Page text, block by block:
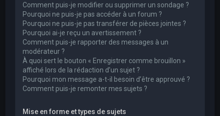
Comment puis-je modifier ou supprimer un sondage ?
Pourquoi ne puis-je pas accéder à un forum ?
Pourquoi ne puis-je pas transférer de pièces jointes ?
Pourquoi ai-je reçu un avertissement ?
Comment puis-je rapporter des messages à un
modérateur ?
À quoi sert le bouton « Enregistrer comme brouillon »
affiché lors de la rédaction d’un sujet ?
Pourquoi mon message a-t-il besoin d’être approuvé ?
Comment puis-je remonter mes sujets ?
Mise en forme et types de sujets